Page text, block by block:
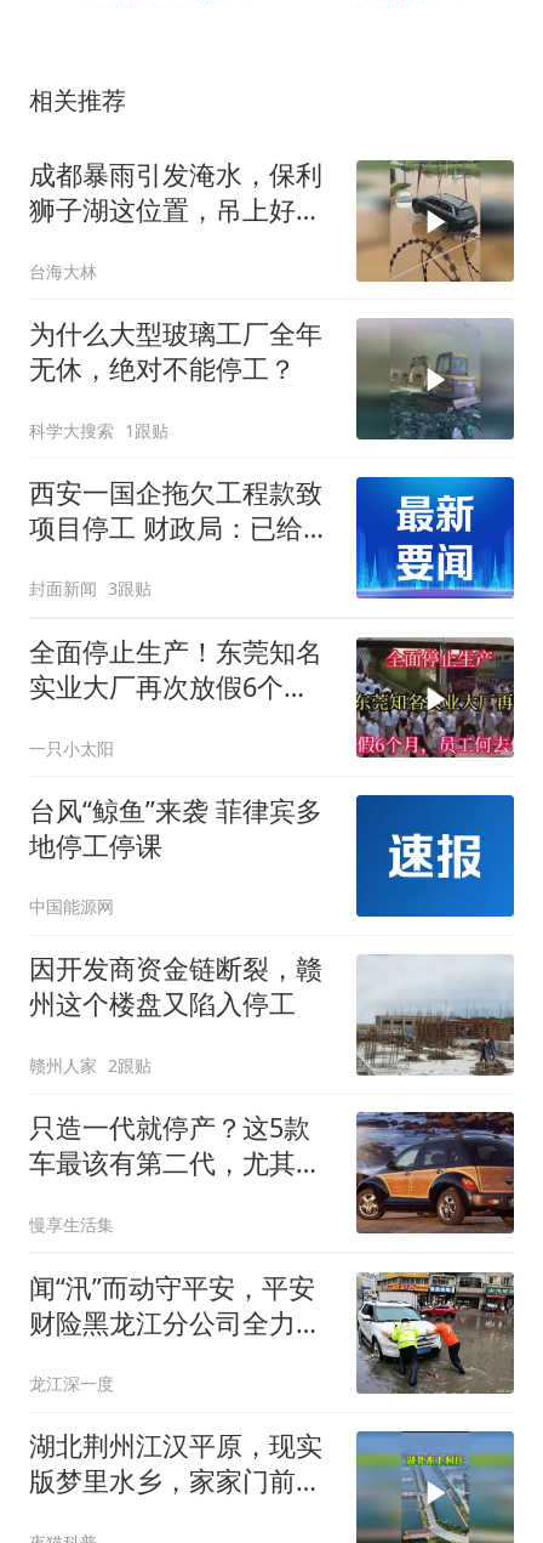
相关推荐
成都暴雨引发淹水，保利
狮子湖这位置，吊上好几
台海大林
为什么大型玻璃工厂全年
无休，绝对不能停工？
科学大搜索 1跟贴
西安一国企拖欠工程款致
项目停工 财政局：已给予
封面新闻 3跟贴
全面停止生产！东莞知名
实业大厂再次放假6个
一只小太阳
台风“鲸鱼”来袭 菲律宾多
地停工停课
中国能源网
因开发商资金链断裂，赣
州这个楼盘又陷入停工
赣州人家 2跟贴
只造一代就停产？这5款
车最该有第二代，尤其第
慢享生活集
闻“汛”而动守平安，平安
财险黑龙江分公司全力迎
龙江深一度
湖北荆州江汉平原，现实
版梦里水乡，家家门前一